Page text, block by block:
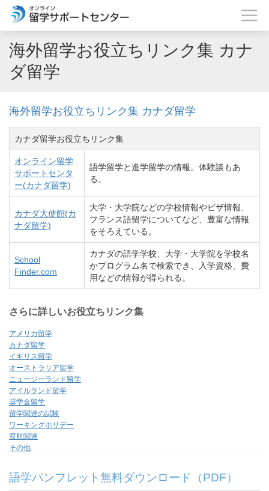
海外留学お役立ちリンク集 カナ
ダ留学
海外留学お役立ちリンク集 カナダ留学
カナダ留学お役立ちリンク集
オンライン留学
サポートセンタ
ー(カナダ留学)
語学留学と進学留学の情報。体験談もあ
る。
カナダ大使館(カ
ナダ留学)
大学・大学院などの学校情報やビザ情報、
フランス語留学についてなど、豊富な情報
をそろえている。
School
Finder.com
カナダの語学学校、大学・大学院を学校名
かプログラム名で検索でき、入学資格、費
用などの情報が得られる。
さらに詳しいお役立ちリンク集
アメリカ留学
カナダ留学
イギリス留学
オーストラリア留学
ニュージーランド留学
アイルランド留学
奨学金留学
留学関連の試験
ワーキングホリデー
渡航関連
その他
語学パンフレット無料ダウンロード（PDF）